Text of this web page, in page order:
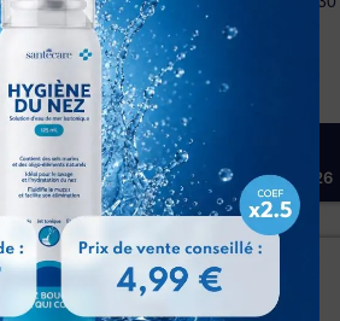
alèses
A partir de
Livraison officine 72h : 12-13 Août 2026